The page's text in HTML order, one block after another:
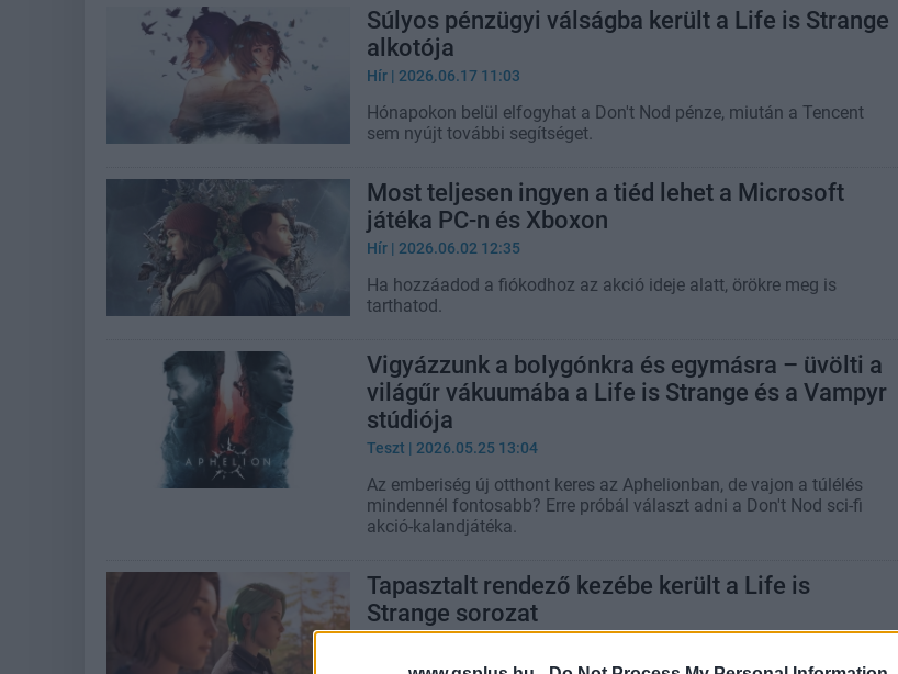
Súlyos pénzügyi válságba került a Life is Strange
alkotója
Hír | 2026.06.17 11:03
Hónapokon belül elfogyhat a Don't Nod pénze, miután a Tencent
sem nyújt további segítséget.
Most teljesen ingyen a tiéd lehet a Microsoft
játéka PC-n és Xboxon
Hír | 2026.06.02 12:35
Ha hozzáadod a fiókodhoz az akció ideje alatt, örökre meg is
tarthatod.
Vigyázzunk a bolygónkra és egymásra – üvölti a
világűr vákuumába a Life is Strange és a Vampyr
stúdiója
Teszt | 2026.05.25 13:04
Az emberiség új otthont keres az Aphelionban, de vajon a túlélés
mindennél fontosabb? Erre próbál választ adni a Don't Nod sci-fi
akció-kalandjátéka.
Tapasztalt rendező kezébe került a Life is
Strange sorozat